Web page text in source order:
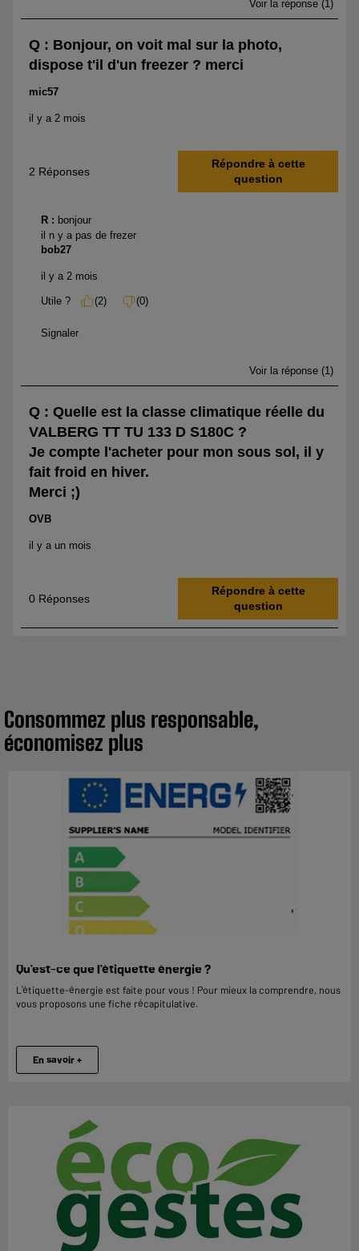
Consommez plus responsable,
économisez plus
Qu'est-ce que l'étiquette énergie ?
L’étiquette-énergie est faite pour vous ! Pour mieux la comprendre, nous
vous proposons une fiche récapitulative.
En savoir +